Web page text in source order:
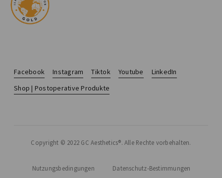
Facebook Instagram Tiktok Youtube
LinkedIn
Shop | Postoperative Produkte
Copyright © 2022 GC Aesthetics®. Alle Rechte vorbehalten.
Nutzungsbedingungen Datenschutz-Bestimmungen